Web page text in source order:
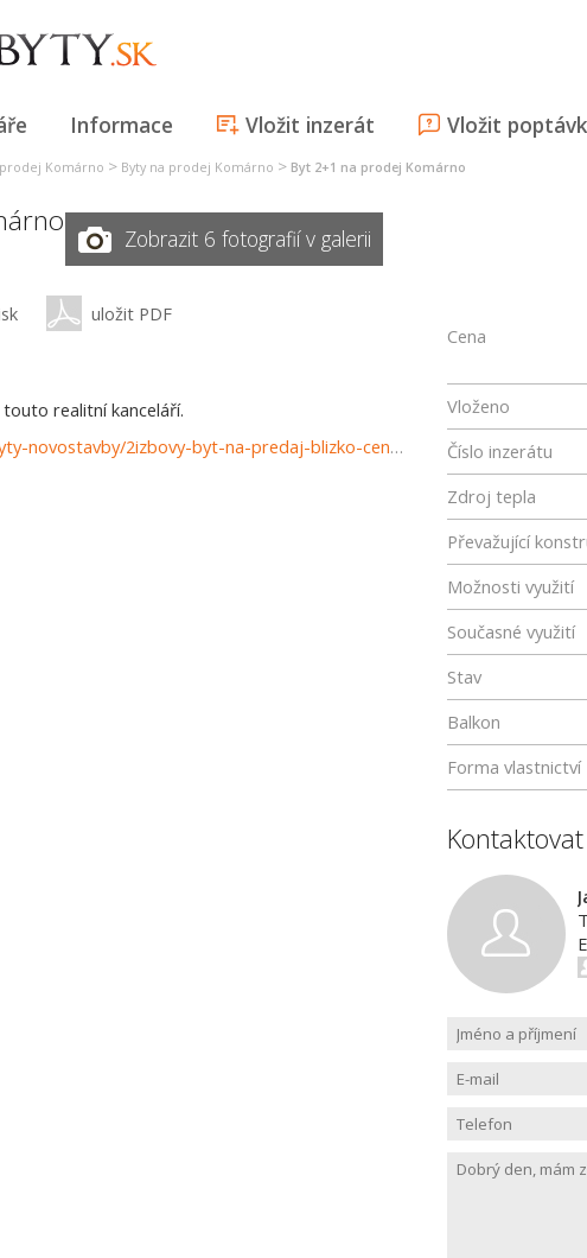
Informace Vložit inzerát Vložit
Komárno > Byty na prodej Komárno > Byt 2+1 na prodej Komárno
Zobrazit 6 fotografií v galerii
uložit PDF
realitní kanceláří.
https://www.reality-komarno.sk/predaj-bytov-byty-novostavby/2izbovy-byt-na-predaj-blizko-centra-Komarno-36835/?utm_source=areality&utm_medium=xml&utm_term=36835&utm_content=byt&utm_campaign=portaly
Cena
Vloženo
Číslo inzerátu
Zdroj tepla
Převažující
Možnosti využití
Současné využití
Stav
Balkon
Forma vlastnictví